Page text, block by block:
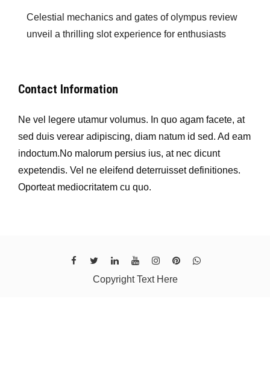
Celestial mechanics and gates of olympus review
unveil a thrilling slot experience for enthusiasts
Contact Information
Ne vel legere utamur volumus. In quo agam facete, at
sed duis verear adipiscing, diam natum id sed. Ad eam
indoctum.No malorum persius ius, at nec dicunt
expetendis. Vel ne eleifend deterruisset definitiones.
Oporteat mediocritatem cu quo.
Copyright Text Here